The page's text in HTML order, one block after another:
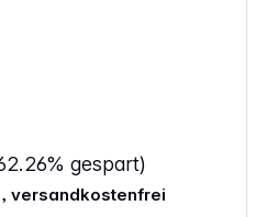
um die Klappe in
Position zu
ganz geschlossen ist,
und blockiert teilweise
kann der Pizzabäcker selbst
gespart)
versandkostenfrei